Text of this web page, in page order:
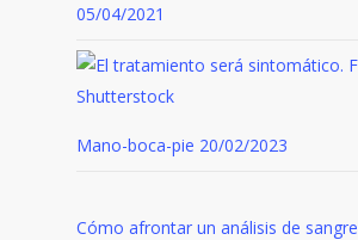
05/04/2021
Mano-boca-pie 20/02/2023
Cómo afrontar un análisis de sangre